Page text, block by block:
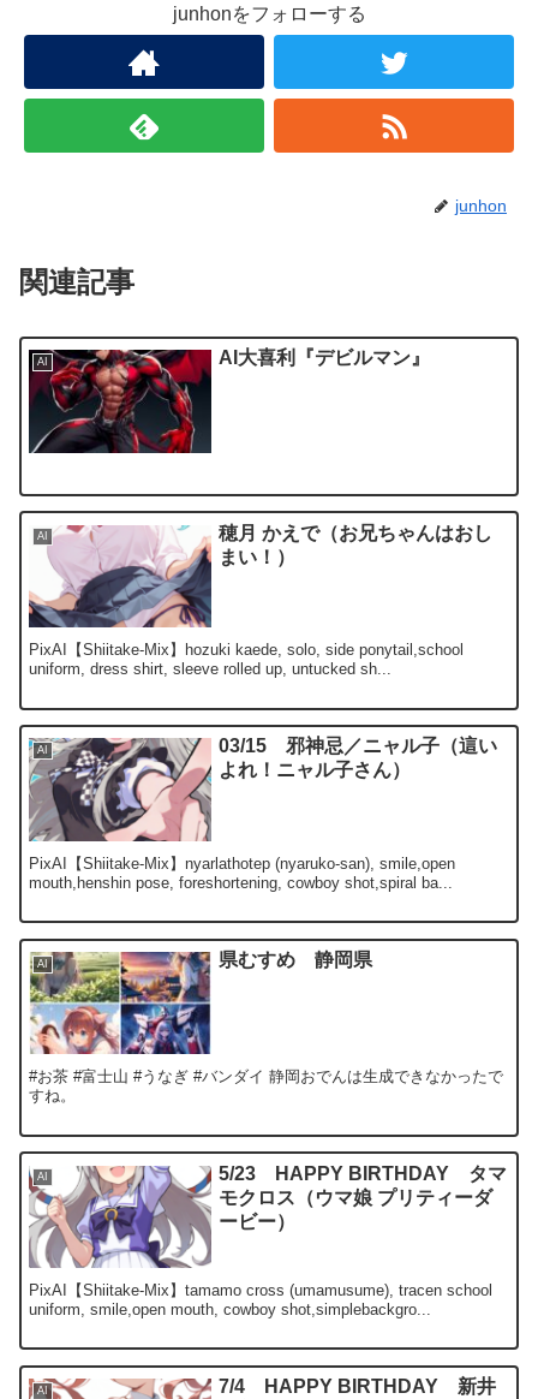
junhonをフォローする
junhon
関連記事
AI AI大喜利『デビルマン』
AI
穂月 かえで（お兄ちゃんはおし
まい！）
PixAI【Shiitake-Mix】hozuki kaede, solo, side ponytail,school
uniform, dress shirt, sleeve rolled up, untucked sh...
AI
03/15 邪神忌／ニャル子（這い
よれ！ニャル子さん）
PixAI【Shiitake-Mix】nyarlathotep (nyaruko-san), smile,open
mouth,henshin pose, foreshortening, cowboy shot,spiral ba...
AI 県むすめ 静岡県
#お茶 #富士山 #うなぎ #バンダイ 静岡おでんは生成できなかったで
すね。
AI
5/23 HAPPY BIRTHDAY タマ
モクロス（ウマ娘 プリティーダ
ービー）
PixAI【Shiitake-Mix】tamamo cross (umamusume), tracen school
uniform, smile,open mouth, cowboy shot,simplebackgro...
AI
7/4 HAPPY BIRTHDAY 新井